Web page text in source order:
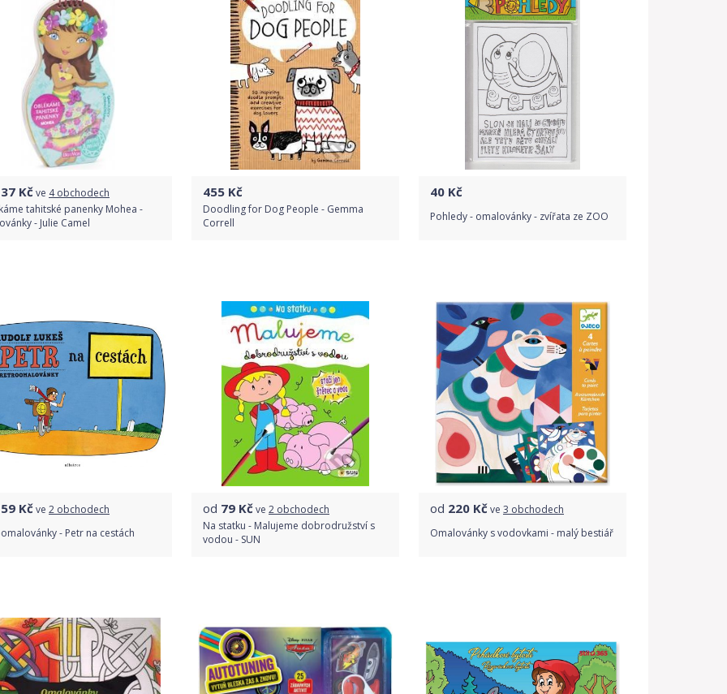
Kčve 4 obchodech
tahitské panenky Mohea -
- Julie Camel
455 Kč
Doodling for Dog People - Gemma
Correll
Detail produktu
40 Kč
Pohledy - omalovánky - zvířata ze ZOO
Detail produktu
Kčve 2 obchodech
- Petr na cestách
od 79 Kčve 2 obchodech
Na statku - Malujeme dobrodružství s
vodou - SUN
od 220 Kčve 3 obchodech
Omalovánky s vodovkami - malý bestiář